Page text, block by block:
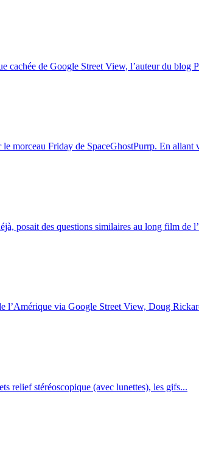
cachée de Google Street View, l’auteur du blog
morceau Friday de SpaceGhostPurrp. En allant
posait des questions similaires au long film de
l’Amérique via Google Street View, Doug
relief stéréoscopique (avec lunettes), les gifs...